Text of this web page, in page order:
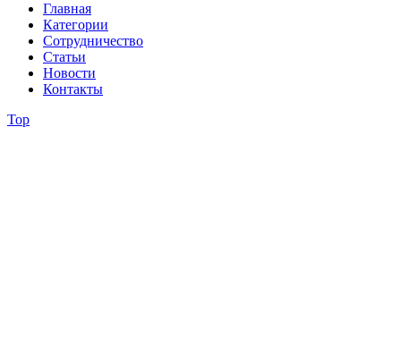
Главная
Категории
Сотрудничество
Статьи
Новости
Контакты
Top